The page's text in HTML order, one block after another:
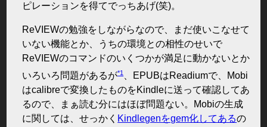
ピレーションを得てでっちあげ(笑)。
ReVIEWの勉強をしながらなので、まだ使いこなせて
いない機能とか、うちの環境との相性のせいで
ReVIEWのコマンドのいくつかが満足に動かないとか
いろいろ問題があるが*1、EPUBはReadiumで、Mobi
はcalibreで変換したものをKindleに送って確認してあ
るので、まぁ読む分にはほぼ問題ない。Mobiの生成
に関しては、せっかく Kindlegenをgem化してあるの